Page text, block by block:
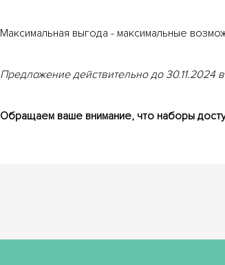
Максимальная выгода - максимальные
Предложение действительно до 30.11.2024
Обращаем ваше внимание, что наборы